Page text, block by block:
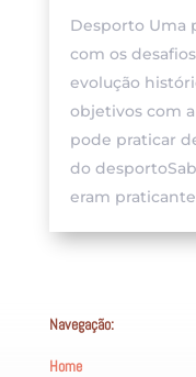
Desporto Uma
com os
evolução
objetivos com
pode praticar
do
eram
Navegação:
Home